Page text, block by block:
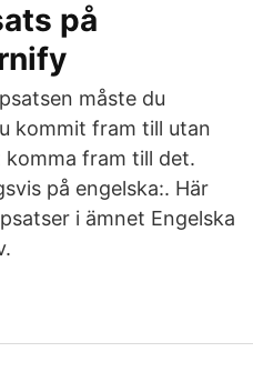
på
måste du
kommit fram till utan
fram till det.
på engelska:. Här
i ämnet Engelska